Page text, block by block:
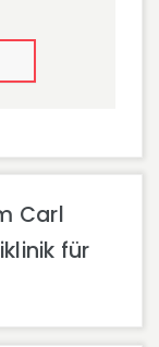
Carl
für